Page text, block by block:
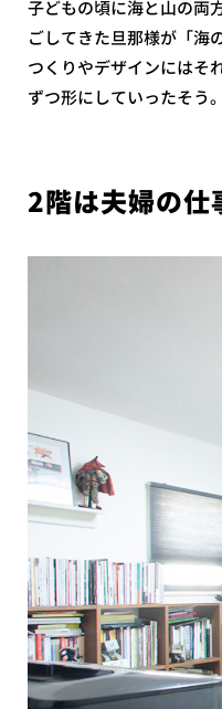
子どもの頃に海と山の両
ごしてきた旦那様が「海
つくりやデザインにはそ
ずつ形にしていったそう。
2階は夫婦の仕